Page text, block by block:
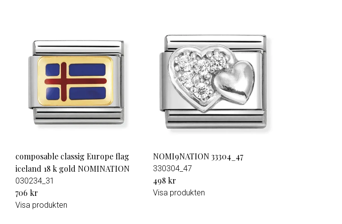
composable classig Europe flag
iceland 18 k gold NOMINATION
030234_31
706 kr
Visa produkten
NOMI9NATION 33304_47
330304_47
498 kr
Visa produkten